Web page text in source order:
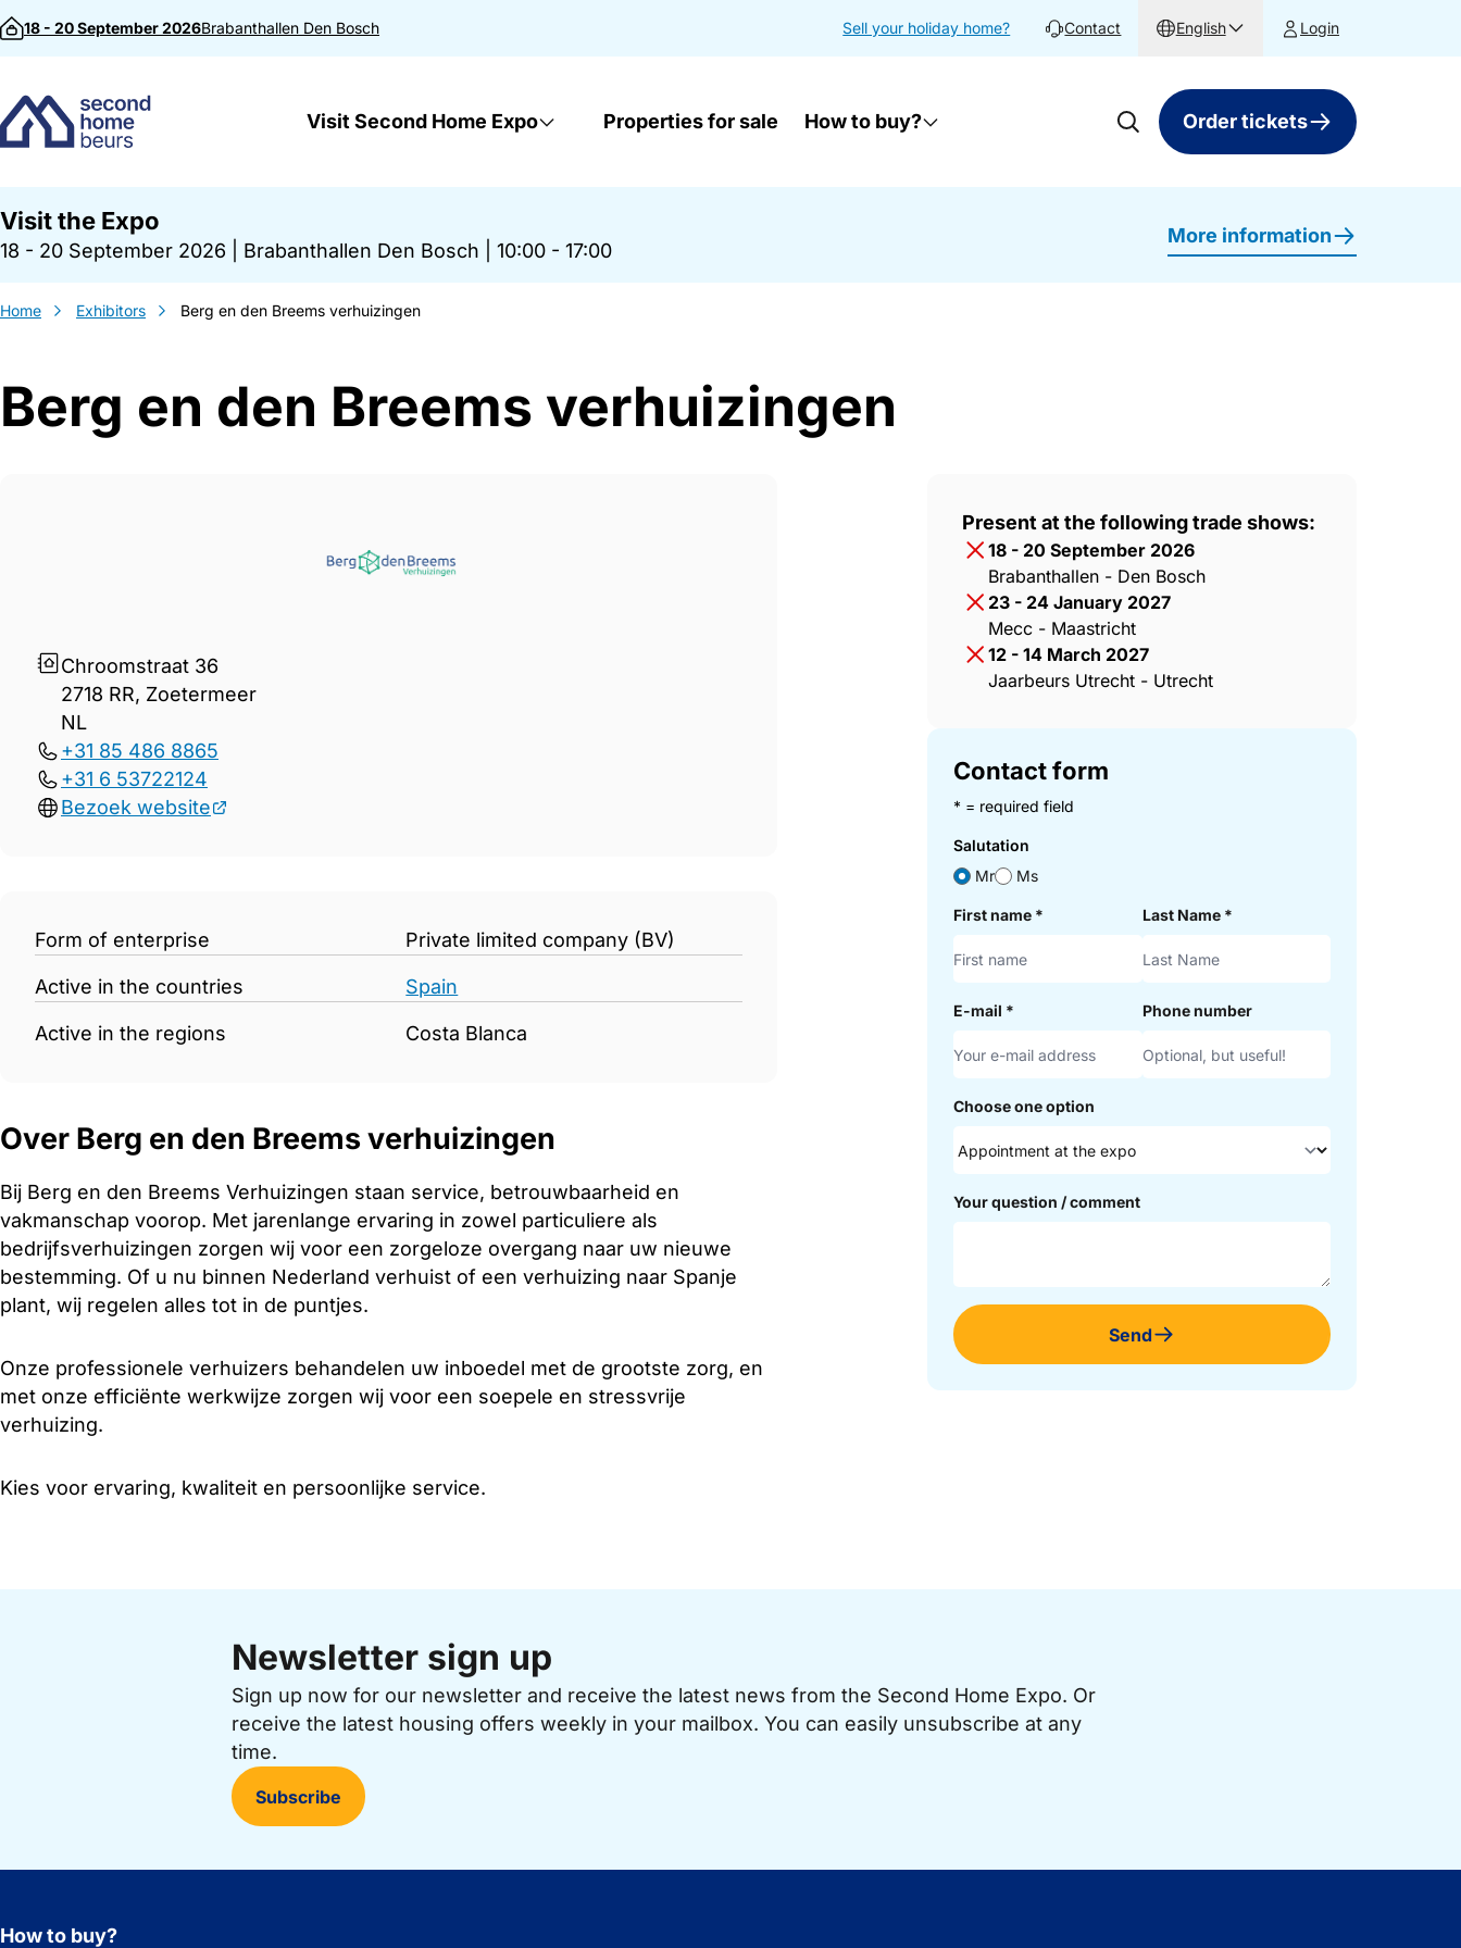
Skip to content
18 - 20 September 2026Brabanthallen Den Bosch Sell your holiday home? Contact English Login
Visit Second Home Expo Properties for sale How to buy? Order tickets
Visit the Expo
18 - 20 September 2026 Brabanthallen Den Bosch 10:00 - 17:00
More information
Home Exhibitors Berg en den Breems verhuizingen
Berg en den Breems verhuizingen
Chroomstraat 36
2718 RR, Zoetermeer
NL
+31 85 486 8865
+31 6 53722124
Bezoek website
Form of enterprise Private limited company (BV)
Active in the countries Spain
Active in the regions Costa Blanca
Over Berg en den Breems verhuizingen
Bij Berg en den Breems Verhuizingen staan service, betrouwbaarheid en
vakmanschap voorop. Met jarenlange ervaring in zowel particuliere als
bedrijfsverhuizingen zorgen wij voor een zorgeloze overgang naar uw nieuwe
bestemming. Of u nu binnen Nederland verhuist of een verhuizing naar Spanje
plant, wij regelen alles tot in de puntjes.
Onze professionele verhuizers behandelen uw inboedel met de grootste zorg, en
met onze efficiënte werkwijze zorgen wij voor een soepele en stressvrije
verhuizing.
Kies voor ervaring, kwaliteit en persoonlijke service.
Present at the following trade shows:
18 - 20 September 2026
Brabanthallen - Den Bosch
23 - 24 January 2027
Mecc - Maastricht
12 - 14 March 2027
Jaarbeurs Utrecht - Utrecht
Contact form
* = required field
Salutation
Mr
Ms
First name * Last Name *
E-mail * Phone number
Choose one option
Your question / comment
Send
Newsletter sign up
Sign up now for our newsletter and receive the latest news from the Second Home Expo. Or
receive the latest housing offers weekly in your mailbox. You can easily unsubscribe at any
time.
Subscribe
How to buy?